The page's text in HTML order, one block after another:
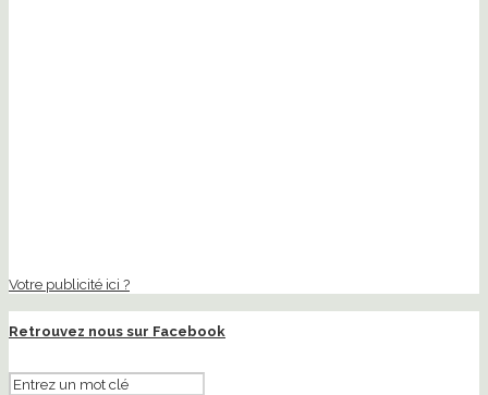
Votre publicité ici ?
Retrouvez nous sur Facebook